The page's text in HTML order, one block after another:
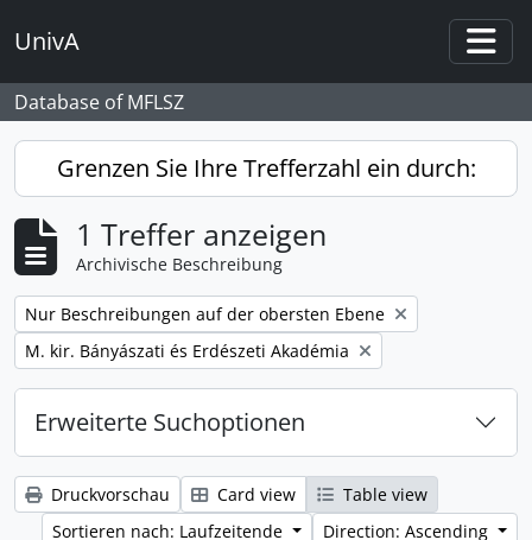
UnivA
Database of MFLSZ
Grenzen Sie Ihre Trefferzahl ein durch:
1 Treffer anzeigen
Archivische Beschreibung
Remove filter:
Nur Beschreibungen auf der obersten Ebene
Remove filter:
M. kir. Bányászati és Erdészeti Akadémia
Erweiterte Suchoptionen
Druckvorschau Card view
Table view
Sortieren nach: Laufzeitende
Direction: Ascending